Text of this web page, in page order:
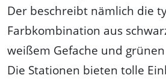
Der beschreibt nämlich die
Farbkombination aus
weißem Gefache und
Die Stationen bieten tolle